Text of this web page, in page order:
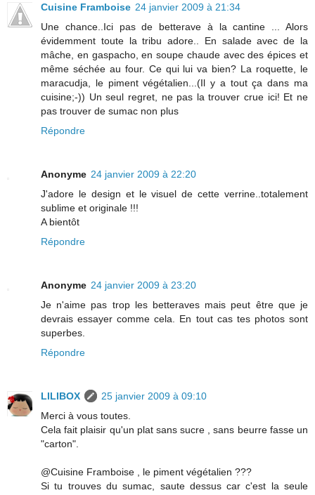
Cuisine Framboise 24 janvier 2009 à 21:34
Une chance..Ici pas de betterave à la cantine ... Alors
évidemment toute la tribu adore.. En salade avec de la
mâche, en gaspacho, en soupe chaude avec des épices et
même séchée au four. Ce qui lui va bien? La roquette, le
maracudja, le piment végétalien...(Il y a tout ça dans ma
cuisine;-)) Un seul regret, ne pas la trouver crue ici! Et ne
pas trouver de sumac non plus
Répondre
Anonyme 24 janvier 2009 à 22:20
J'adore le design et le visuel de cette verrine..totalement
sublime et originale !!!
A bientôt
Répondre
Anonyme 24 janvier 2009 à 23:20
Je n'aime pas trop les betteraves mais peut être que je
devrais essayer comme cela. En tout cas tes photos sont
superbes.
Répondre
LILIBOX
25 janvier 2009 à 09:10
Merci à vous toutes.
Cela fait plaisir qu'un plat sans sucre , sans beurre fasse un
"carton".
@Cuisine Framboise , le piment végétalien ???
Si tu trouves du sumac, saute dessus car c'est la seule